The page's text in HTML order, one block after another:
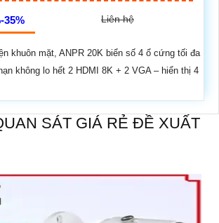
35% Liên hệ
khuôn mặt, ANPR 20K biển số 4 ổ cứng tối đa
không lo hết 2 HDMI 8K + 2 VGA – hiển thị 4
SÁT GIÁ RẺ ĐỀ XUẤT